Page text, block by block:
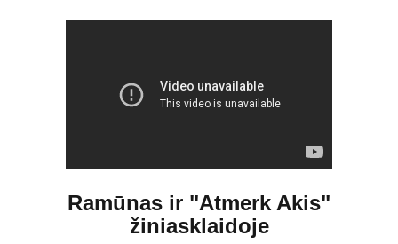
Ramūnas ir "Atmerk Akis"
žiniasklaidoje